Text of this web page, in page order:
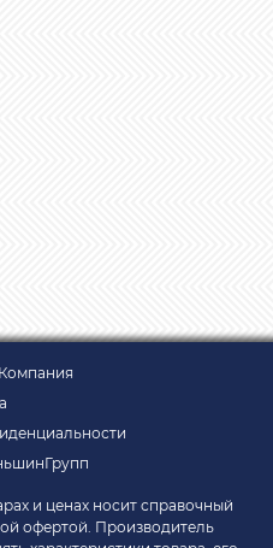
и ценах носит справочный
офертой. Производитель